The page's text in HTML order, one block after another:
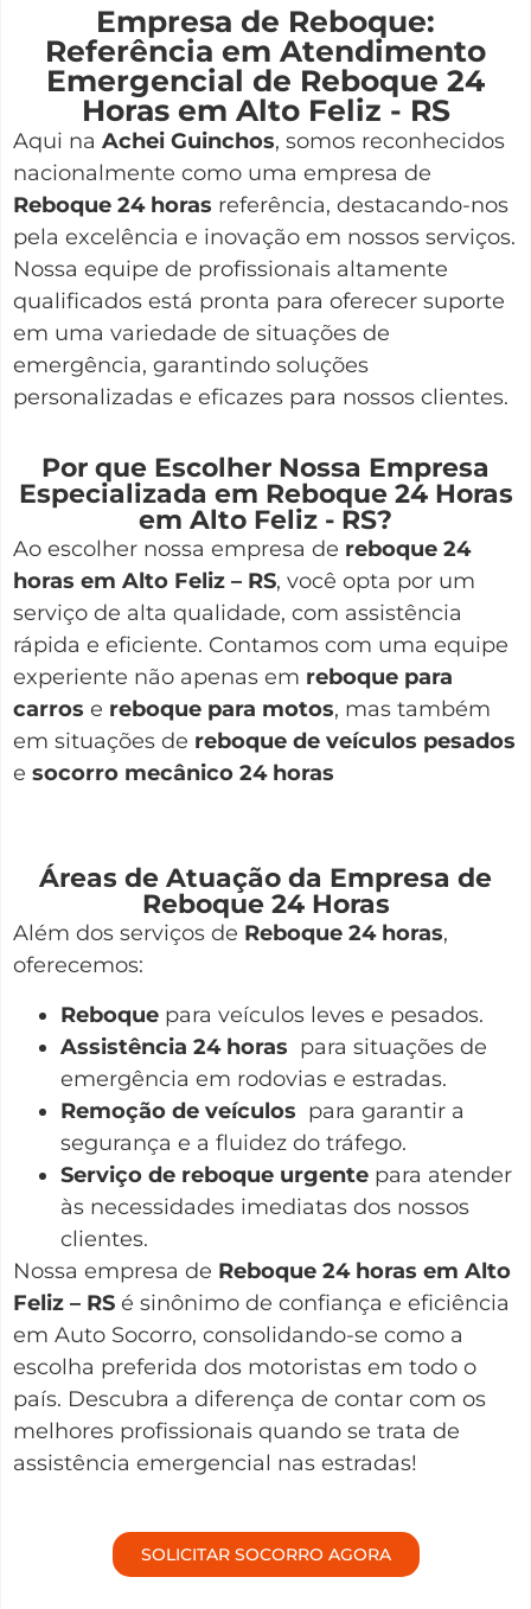
Empresa de Reboque:
Referência em Atendimento
Emergencial de Reboque 24
Horas em Alto Feliz - RS
Aqui na Achei Guinchos, somos reconhecidos
nacionalmente como uma empresa de
Reboque 24 horas referência, destacando-nos
pela excelência e inovação em nossos serviços.
Nossa equipe de profissionais altamente
qualificados está pronta para oferecer suporte
em uma variedade de situações de
emergência, garantindo soluções
personalizadas e eficazes para nossos clientes.
Por que Escolher Nossa Empresa
Especializada em Reboque 24 Horas
em Alto Feliz - RS?
Ao escolher nossa empresa de reboque 24
horas em Alto Feliz – RS, você opta por um
serviço de alta qualidade, com assistência
rápida e eficiente. Contamos com uma equipe
experiente não apenas em reboque para
carros e reboque para motos, mas também
em situações de reboque de veículos pesados
e socorro mecânico 24 horas
Áreas de Atuação da Empresa de
Reboque 24 Horas
Além dos serviços de Reboque 24 horas,
oferecemos:
Reboque para veículos leves e pesados.
Assistência 24 horas para situações de
emergência em rodovias e estradas.
Remoção de veículos para garantir a
segurança e a fluidez do tráfego.
Serviço de reboque urgente para atender
às necessidades imediatas dos nossos
clientes.
Nossa empresa de Reboque 24 horas em Alto
Feliz – RS é sinônimo de confiança e eficiência
em Auto Socorro, consolidando-se como a
escolha preferida dos motoristas em todo o
país. Descubra a diferença de contar com os
melhores profissionais quando se trata de
assistência emergencial nas estradas!
SOLICITAR SOCORRO AGORA